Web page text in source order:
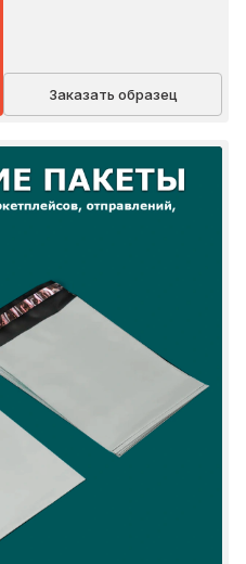
Заказать образец